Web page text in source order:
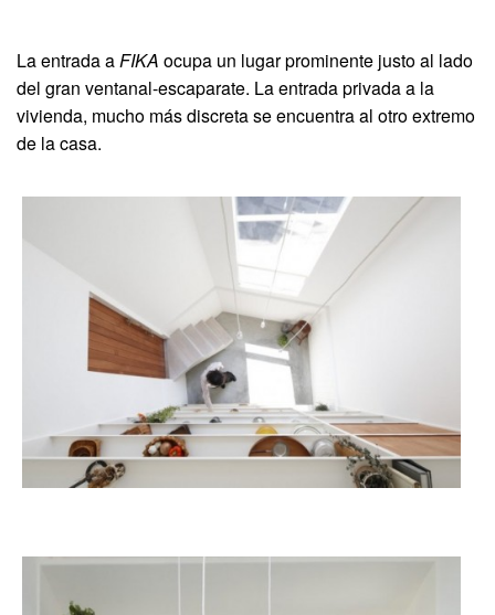
La entrada aFIKA ocupa un lugar prominente justo al lado
del gran ventanal-escaparate. La entrada privada a la
vivienda, mucho más discreta se encuentra al otro extremo
de la casa.